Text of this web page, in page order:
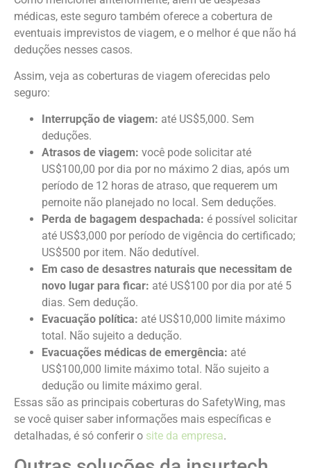
médicas, este seguro também oferece a cobertura de
eventuais imprevistos de viagem, e o melhor é que não há
deduções nesses casos.
Assim, veja as coberturas de viagem oferecidas pelo
seguro:
Interrupção de viagem: até US$5,000. Sem
deduções.
Atrasos de viagem: você pode solicitar até
US$100,00 por dia por no máximo 2 dias, após um
período de 12 horas de atraso, que requerem um
pernoite não planejado no local. Sem deduções.
Perda de bagagem despachada: é possível solicitar
até US$3,000 por período de vigência do certificado;
US$500 por item. Não dedutível.
Em caso de desastres naturais que necessitam de
novo lugar para ficar: até US$100 por dia por até 5
dias. Sem dedução.
Evacuação política: até US$10,000 limite máximo
total. Não sujeito a dedução.
Evacuações médicas de emergência: até
US$100,000 limite máximo total. Não sujeito a
dedução ou limite máximo geral.
Essas são as principais coberturas do SafetyWing, mas
se você quiser saber informações mais específicas e
detalhadas, é só conferir o site da empresa.